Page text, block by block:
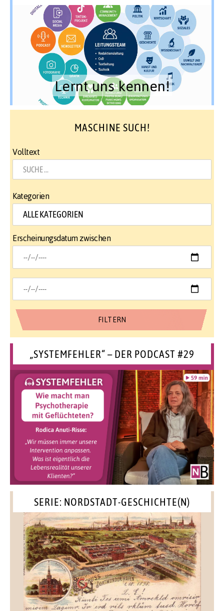
Lernt uns kennen!
MASCHINE SUCH!
Volltext
Kategorien
Erscheinungsdatum zwischen
„SYSTEMFEHLER“ – DER PODCAST #29
SERIE: NORDSTADT-GESCHICHTE(N)